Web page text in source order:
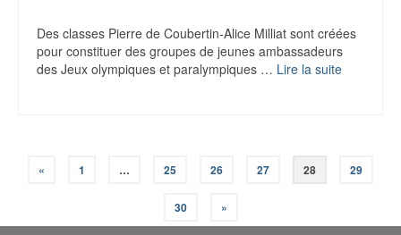
Des classes Pierre de Coubertin-Alice Milliat sont créées
pour constituer des groupes de jeunes ambassadeurs
des Jeux olympiques et paralympiques … Lire la suite
« 1 … 25 26 27 28 29
30 »